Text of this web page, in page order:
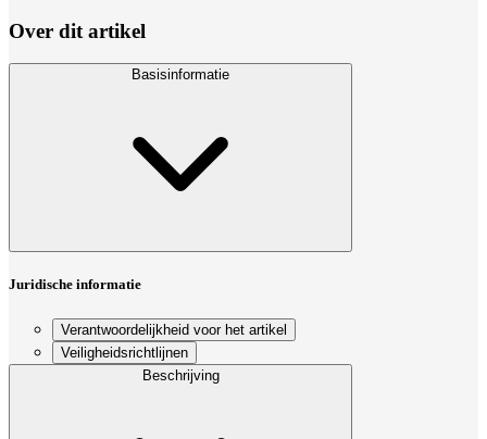
Over dit artikel
Basisinformatie
Juridische informatie
Verantwoordelijkheid voor het artikel
Veiligheidsrichtlijnen
Beschrijving